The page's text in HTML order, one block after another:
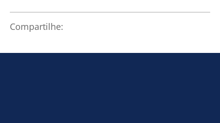
Compartilhe: